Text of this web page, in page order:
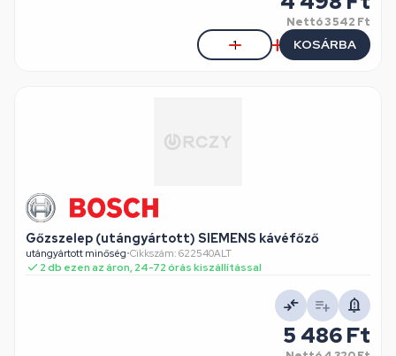
Nettó3 542 Ft
KOSÁRBA
Gőzszelep (utángyártott) SIEMENS kávéfőző
utángyártott minőség•Cikkszám: 622540ALT
2 db ezen az áron, 24-72 órás kiszállítással
5 486 Ft